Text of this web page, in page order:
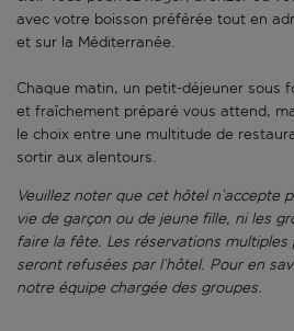
avec votre boisson préférée tout en
et sur la Méditerranée.
Chaque matin, un petit-déjeuner sous
et fraîchement préparé vous attend,
le choix entre une multitude de
sortir aux alentours.
Veuillez noter que cet hôtel n’accepte
vie de garçon ou de jeune fille, ni les
faire la fête. Les réservations
seront refusées par l’hôtel. Pour en
notre équipe chargée des groupes.